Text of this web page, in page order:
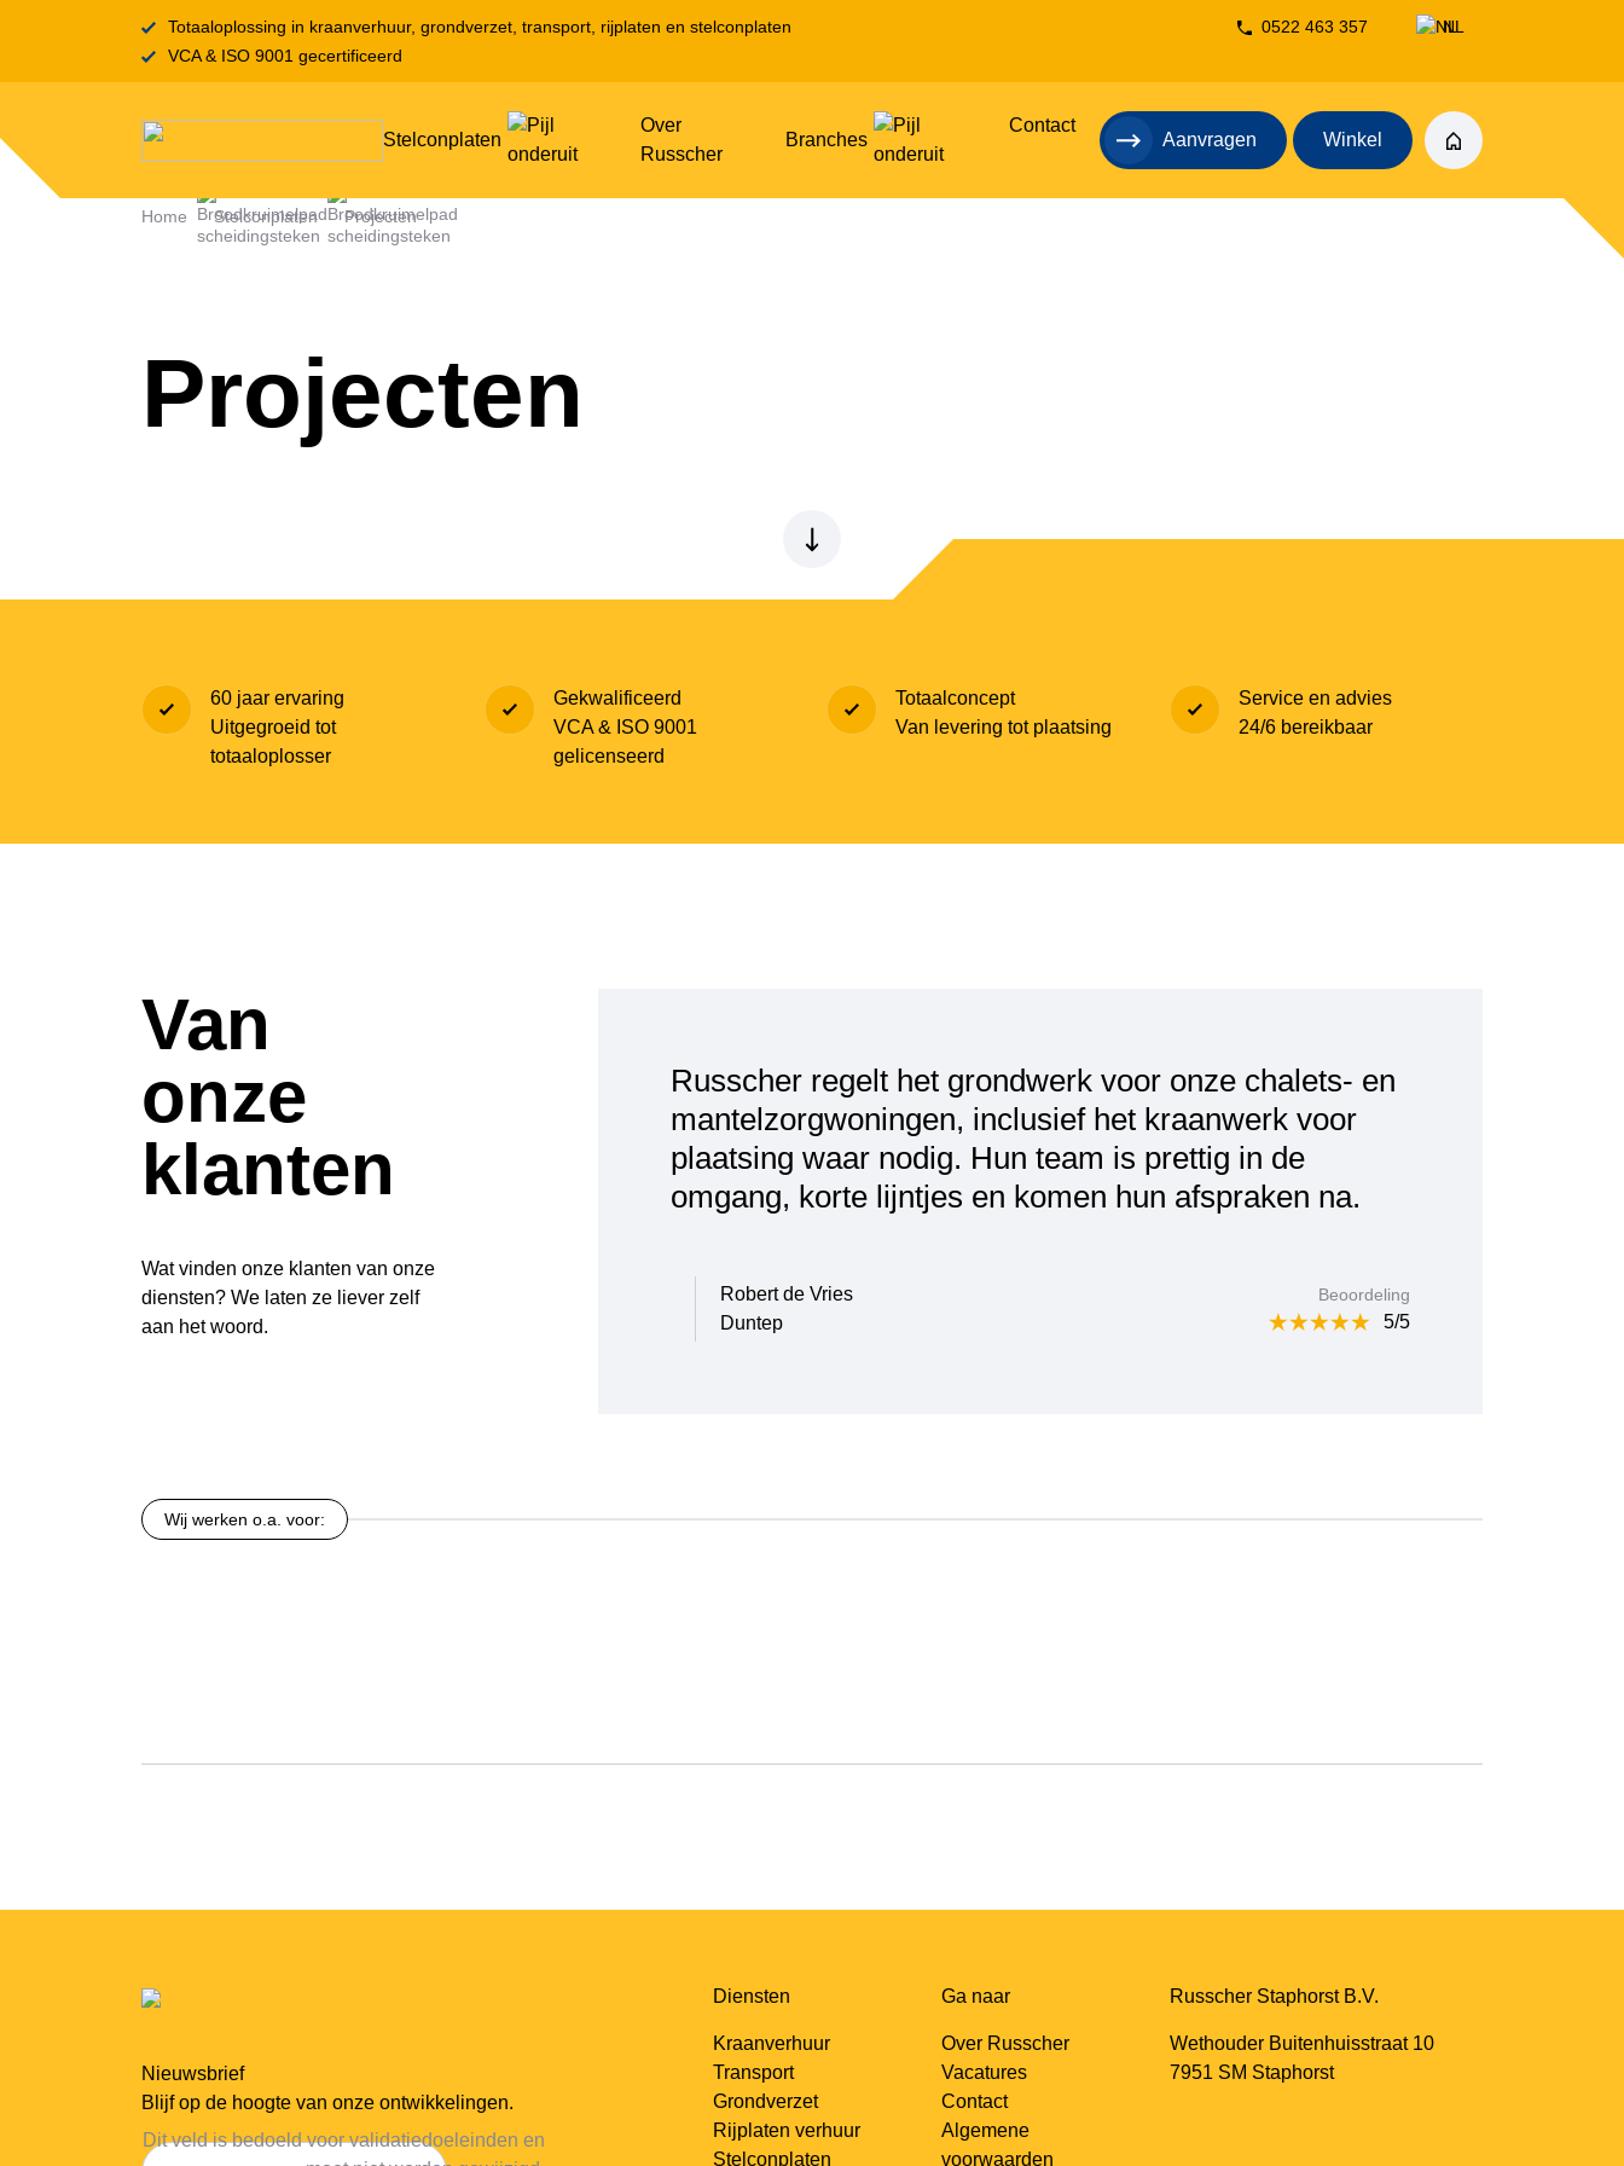
Totaaloplossing in kraanverhuur, grondverzet, transport, rijplaten en stelconplaten
VCA & ISO 9001 gecertificeerd
0522 463 357
NL
Stelconplaten
Over
Russcher
Branches
Contact
Aanvragen Winkel
Home Stelconplaten Projecten
Projecten
60 jaar ervaring
Uitgegroeid tot
totaaloplosser
Gekwalificeerd
VCA & ISO 9001
gelicenseerd
Totaalconcept
Van levering tot plaatsing
Service en advies
24/6 bereikbaar
Van
onze
klanten
Wat vinden onze klanten van onze
diensten? We laten ze liever zelf
aan het woord.
Russcher regelt het grondwerk voor onze chalets- en
mantelzorgwoningen, inclusief het kraanwerk voor
plaatsing waar nodig. Hun team is prettig in de
omgang, korte lijntjes en komen hun afspraken na.
Robert de Vries
Duntep
Beoordeling
5/5
Wij werken o.a. voor:
Nieuwsbrief
Blijf op de hoogte van onze ontwikkelingen.
Dit veld is bedoeld voor validatiedoeleinden en
Diensten
Kraanverhuur
Transport
Grondverzet
Rijplaten verhuur
Stelconplaten
Ga naar
Over Russcher
Vacatures
Contact
Algemene
voorwaarden
Russcher Staphorst B.V.
Wethouder Buitenhuisstraat 10
7951 SM Staphorst